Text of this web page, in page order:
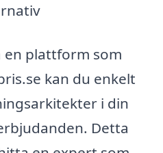
en plattform som
kan du enkelt
i din
Detta